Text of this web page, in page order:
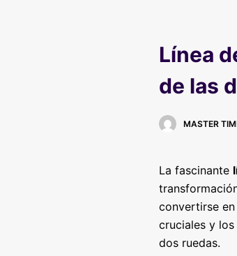
Línea
de las
MASTER
La fascinante
convertirse
cruciales y
dos ruedas.